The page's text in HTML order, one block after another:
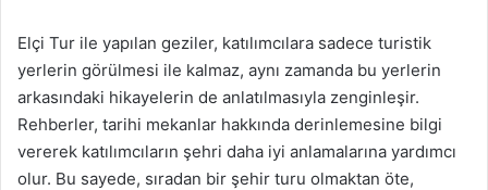
Elçi Tur ile yapılan geziler, katılımcılara sadece turistik
yerlerin görülmesi ile kalmaz, aynı zamanda bu yerlerin
arkasındaki hikayelerin de anlatılmasıyla zenginleşir.
Rehberler, tarihi mekanlar hakkında derinlemesine bilgi
vererek katılımcıların şehri daha iyi anlamalarına yardımcı
olur. Bu sayede, sıradan bir şehir turu olmaktan öte,